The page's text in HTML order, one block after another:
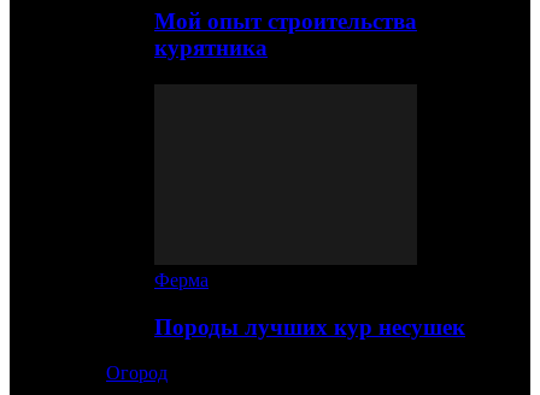
Мой опыт строительства
курятника
Ферма
Породы лучших кур несушек
Огород